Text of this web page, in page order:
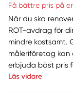
Få bättre pris på
När du ska
ROT-avdrag för
mindre kostsamt.
måleriföretag
erbjuda bäst pris
Läs vidare